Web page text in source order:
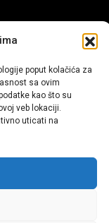
poput kolačića za
sa ovim
kao što su
veb lokaciji.
uticati na
koji donosi vijesti i
i popularne kulture.
profm.ba